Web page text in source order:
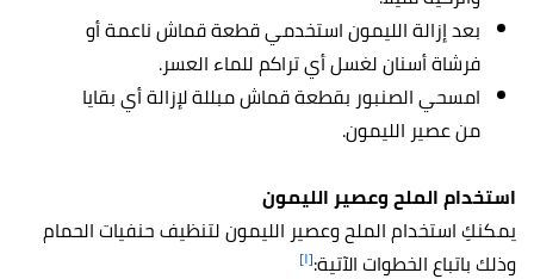
بعد إزالة الليمون استخدمي قطعة قماش ناعمة أو
فرشاة أسنان لغسل أي تراكم للماء العسر.
امسحي الصنبور بقطعة قماش مبللة لإزالة أي بقايا
من عصير الليمون.
استخدام الملح وعصير الليمون
يمكنكِ استخدام الملح وعصير الليمون لتنظيف حنفيات الحمام
وذلك باتباع الخطوات الآتية:[١]